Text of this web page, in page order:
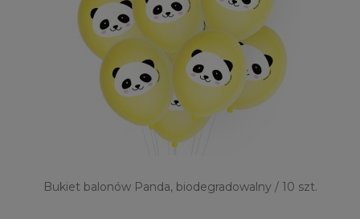
Bukiet balonów Panda, biodegradowalny / 10 szt.